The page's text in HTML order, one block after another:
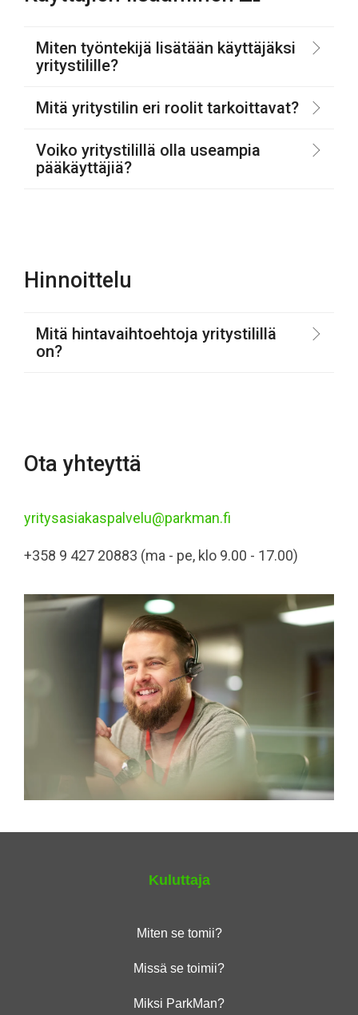
Miten työntekijä lisätään käyttäjäksi
yritystilille?
Mitä yritystilin eri roolit tarkoittavat?
Voiko yritystilillä olla useampia
pääkäyttäjiä?
Hinnoittelu
Mitä hintavaihtoehtoja yritystilillä
on?
Ota yhteyttä
yritysasiakaspalvelu@parkman.fi
+358 9 427 20883 (ma - pe, klo 9.00 - 17.00)
Kuluttaja
Miten se tomii?
Missä se toimii?
Miksi ParkMan?